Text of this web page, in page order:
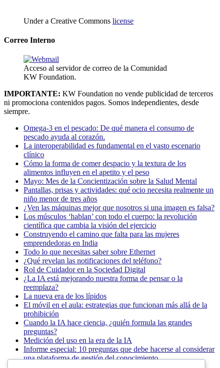
Under a Creative Commons license
Correo Interno
Acceso al servidor de correo de la Comunidad
KW Foundation.
IMPORTANTE: KW Foundation no vende publicidad de terceros
ni promociona contenidos pagos. Somos independientes, desde
siempre.
Omega-3 en el pescado: De qué manera el consumo de
pescado ayuda al corazón.
La interoperabilidad es fundamental en el vasto escenario
clínico
Cómo la forma de comer despacio y la textura de los
alimentos influyen en el apetito y el peso
Mayo: Mes de la Concientización sobre la Salud Mental
Pantallas, prisas y actividades: qué ocio necesita realmente un
niño menor de tres años
¿Ven las máquinas mejor que nosotros si una imagen es falsa?
Los músculos ‘hablan’ con todo el cuerpo: la revolución
científica que cambia la visión del ejercicio
Construyendo el camino que falta para las mujeres
emprendedoras en India
Todo lo que necesitas saber sobre Ethernet
¿Qué revelan las notificaciones del teléfono?
Rol de Cuidador en la Sociedad Digital
¿La IA está mejorando nuestra forma de pensar o la
reemplaza?
La nueva era de los lípidos
El móvil en el aula: estrategias que funcionan más allá de la
prohibición
Cuando la IA hace ciencia, ¿quién formula las grandes
preguntas?
Medición del uso en la era de la IA
Informe especial: 10 preguntas que debe hacerse al considerar
una plataforma de gestión del conocimiento